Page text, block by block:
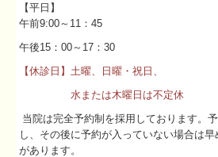
【平日】
午前9:00～11：45
午後15：00～17：30
【休診日】土曜、日曜・祝日、
水または木曜日は不定休
当院は完全予約制を採用しております。
し、その後に予約が入っていない場合は
があります。